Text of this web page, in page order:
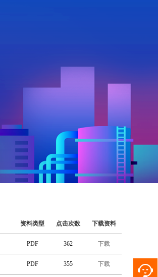
资料类型 点击次数 下载资料
PDF 362 下载
PDF 355 下载